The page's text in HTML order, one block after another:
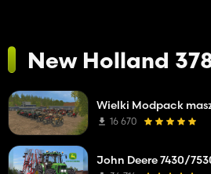
New Holland
Wielki Modpack
16 670
John Deere 7430/